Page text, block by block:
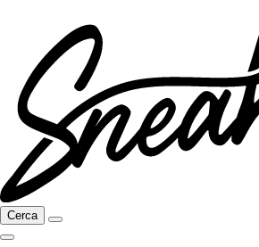
Cerca